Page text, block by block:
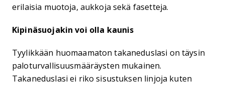
erilaisia muotoja, aukkoja sekä fasetteja.
Kipinäsuojakin voi olla kaunis
Tyylikkään huomaamaton takaneduslasi on täysin
paloturvallisuusmääräysten mukainen.
Takaneduslasi ei riko sisustuksen linjoja kuten